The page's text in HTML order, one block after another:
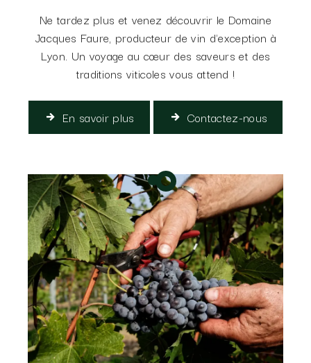
Ne tardez plus et venez découvrir le Domaine
Jacques Faure, producteur de vin d'exception à
Lyon. Un voyage au cœur des saveurs et des
traditions viticoles vous attend !
En savoir plus Contactez-nous